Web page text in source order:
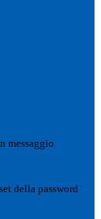
messaggio
della password